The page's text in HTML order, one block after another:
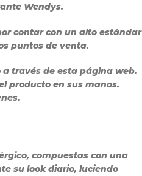
Wendys.
contar con un alto estándar
puntos de venta.
través de esta página web.
producto en sus manos.
compuestas con una
su look diario, luciendo